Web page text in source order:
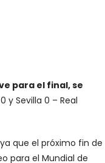
para el final, se
y Sevilla 0 – Real
que el próximo fin de
para el Mundial de